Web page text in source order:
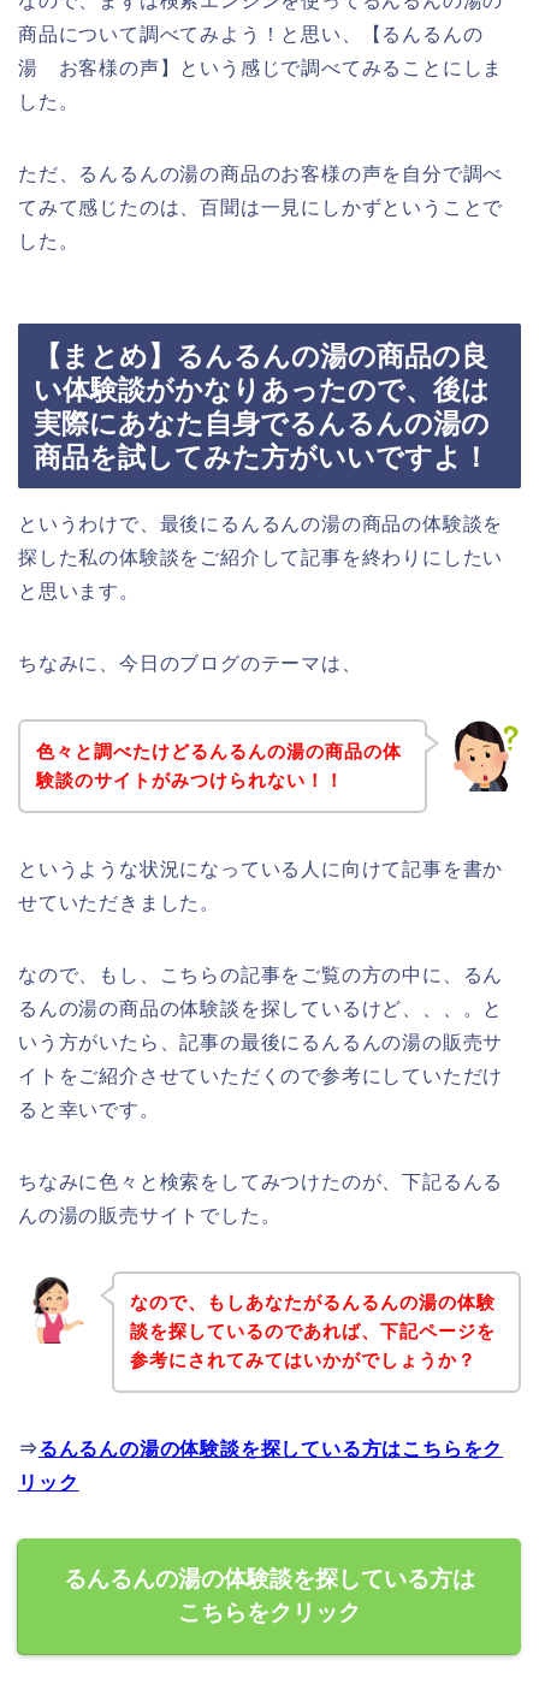
商品について調べてみよう！と思い、【るんるんの
湯 お客様の声】という感じで調べてみることにしま
した。
ただ、るんるんの湯の商品のお客様の声を自分で調べ
てみて感じたのは、百聞は一見にしかずということで
した。
【まとめ】るんるんの湯の商品の良
い体験談がかなりあったので、後は
実際にあなた自身でるんるんの湯の
商品を試してみた方がいいですよ！
というわけで、最後にるんるんの湯の商品の体験談を
探した私の体験談をご紹介して記事を終わりにしたい
と思います。
ちなみに、今日のブログのテーマは、
色々と調べたけどるんるんの湯の商品の体
験談のサイトがみつけられない！！
というような状況になっている人に向けて記事を書か
せていただきました。
なので、もし、こちらの記事をご覧の方の中に、るん
るんの湯の商品の体験談を探しているけど、、、。と
いう方がいたら、記事の最後にるんるんの湯の販売サ
イトをご紹介させていただくので参考にしていただけ
ると幸いです。
ちなみに色々と検索をしてみつけたのが、下記るんる
んの湯の販売サイトでした。
なので、もしあなたがるんるんの湯の体験
談を探しているのであれば、下記ページを
参考にされてみてはいかがでしょうか？
⇒るんるんの湯の体験談を探している方はこちらをク
リック
るんるんの湯の体験談を探している方は
こちらをクリック